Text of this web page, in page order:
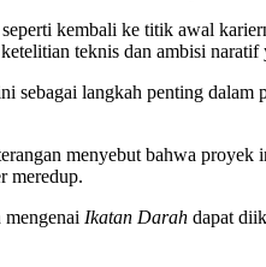
kembali ke titik awal
teknis dan ambisi naratif
sebagai langkah penting
menyebut bahwa proyek
meredup.
Ikatan Darah dapat